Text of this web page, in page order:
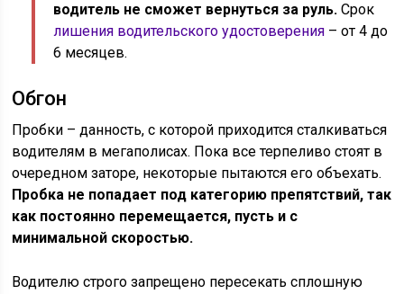
водитель не сможет вернуться за руль. Срок
лишения водительского удостоверения – от 4 до
6 месяцев.
Обгон
Пробки – данность, с которой приходится сталкиваться
водителям в мегаполисах. Пока все терпеливо стоят в
очередном заторе, некоторые пытаются его объехать.
Пробка не попадает под категорию препятствий, так
как постоянно перемещается, пусть и с
минимальной скоростью.
Водителю строго запрещено пересекать сплошную